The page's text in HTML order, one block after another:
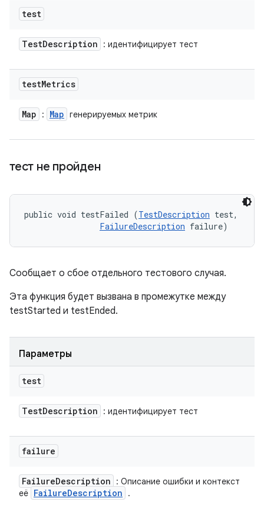
test
TestDescription : идентифицирует тест
testMetrics
Map : Map генерируемых метрик
тест не пройден
public void testFailed (TestDescription test,
FailureDescription failure)
Сообщает о сбое отдельного тестового случая.
Эта функция будет вызвана в промежутке между
testStarted и testEnded.
Параметры
test
TestDescription : идентифицирует тест
failure
FailureDescription
: Описание ошибки и контекст
её FailureDescription .